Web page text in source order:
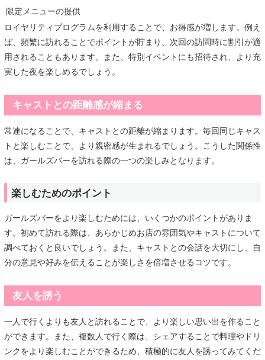
限定メニューの提供
ロイヤリティプログラムを利用することで、お得感が増します。例え
ば、頻繁に訪れることでポイントが貯まり、次回の訪問時に割引が適
用されることもあります。また、特別イベントにも招待され、より充
実した夜を楽しめるでしょう。
キャストとの距離感が縮まる
常連になることで、キャストとの距離が縮まります。毎回同じキャス
トと楽しむことで、より親密感が生まれるでしょう。こうした関係性
は、ガールズバーを訪れる際の一つの楽しみとなります。
楽しむためのポイント
ガールズバーをより楽しむためには、いくつかのポイントがありま
す。初めて訪れる際は、あらかじめお店の雰囲気やキャストについて
調べておくと良いでしょう。また、キャストとの会話を大切にし、自
分の意見や好みを伝えることが楽しさを倍増させるコツです。
友人を誘う
一人で行くよりも友人と訪れることで、より楽しい思い出を作ること
ができます。また、複数人で行く際は、シェアすることで料理やドリ
ンクをより楽しむことができるため、積極的に友人を誘ってみてくだ